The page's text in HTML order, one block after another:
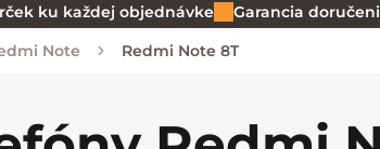
ku každej objednávke Garancia
Note Redmi Note 8T